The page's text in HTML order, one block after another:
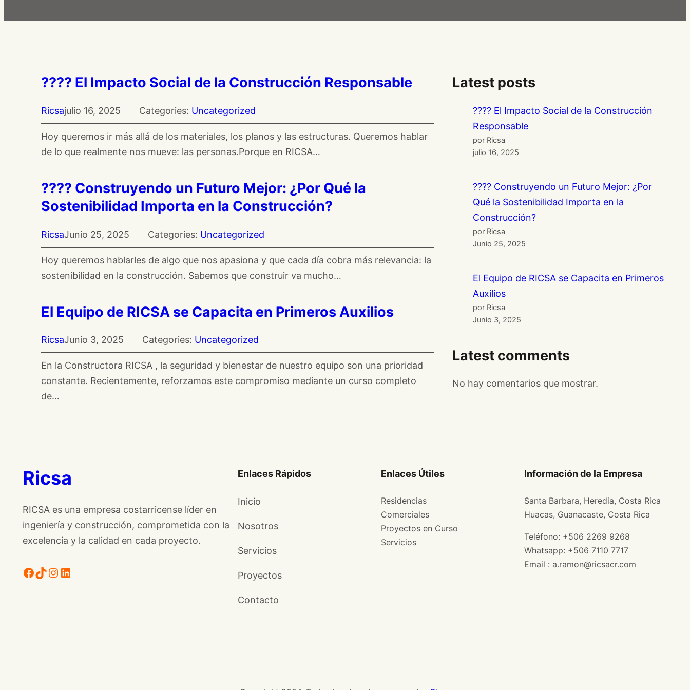
???? El Impacto Social de la Construcción Responsable
Ricsajulio 16, 2025 Categories: Uncategorized
Hoy queremos ir más allá de los materiales, los planos y las estructuras. Queremos hablar
de lo que realmente nos mueve: las personas.Porque en RICSA…
????️ Construyendo un Futuro Mejor: ¿Por Qué la
Sostenibilidad Importa en la Construcción?
RicsaJunio 25, 2025 Categories: Uncategorized
Hoy queremos hablarles de algo que nos apasiona y que cada día cobra más relevancia: la
sostenibilidad en la construcción. Sabemos que construir va mucho…
El Equipo de RICSA se Capacita en Primeros Auxilios
RicsaJunio 3, 2025 Categories: Uncategorized
En la Constructora RICSA , la seguridad y bienestar de nuestro equipo son una prioridad
constante. Recientemente, reforzamos este compromiso mediante un curso completo
de…
Latest posts
???? El Impacto Social de la Construcción
Responsable
por Ricsa
julio 16, 2025
????️ Construyendo un Futuro Mejor: ¿Por
Qué la Sostenibilidad Importa en la
Construcción?
por Ricsa
Junio 25, 2025
El Equipo de RICSA se Capacita en Primeros
Auxilios
por Ricsa
Junio 3, 2025
Latest comments
No hay comentarios que mostrar.
Ricsa
RICSA es una empresa costarricense líder en
ingeniería y construcción, comprometida con la
excelencia y la calidad en cada proyecto.
Facebook TikTok Instagram LinkedIn
Enlaces Rápidos
Inicio
Nosotros
Servicios
Proyectos
Contacto
Enlaces Útiles
Residencias
Comerciales
Proyectos en Curso
Servicios
Información de la Empresa
Santa Barbara, Heredia, Costa Rica
Huacas, Guanacaste, Costa Rica
Teléfono: +506 2269 9268
Whatsapp: +506 7110 7717
Email : a.ramon@ricsacr.com